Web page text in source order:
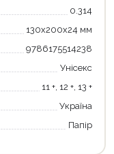
0.314
130х200х24 мм
9786175514238
Унісекс
11 +, 12 +, 13 +
Україна
Папір